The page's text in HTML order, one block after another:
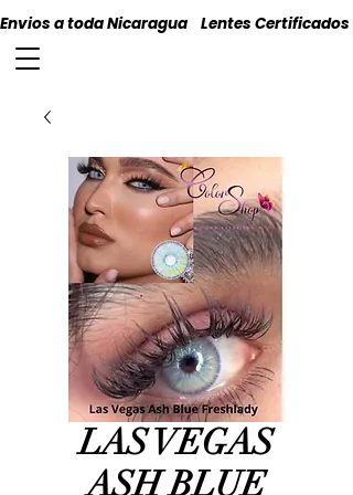
Envios a toda Nicaragua    Lentes Certificados
LAS VEGAS
ASH BLUE